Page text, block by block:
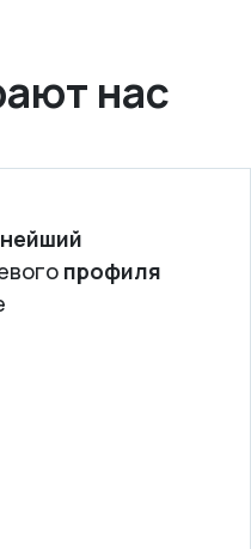
нас
профиля